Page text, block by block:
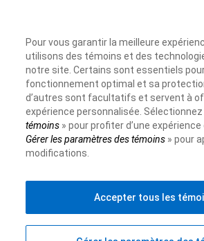
Accessibilité
Accessibilité
Protection des renseignements et
Protection des renseignements et
Publicité et témoins
Publicité et témoins
Pour vous garantir la meilleure
utilisons des témoins et des
notre site. Certains sont essentiels
fonctionnement optimal et sa
d’autres sont facultatifs et servent à
expérience personnalisée. Sélectionnez
témoins» pour profiter d’une
Gérer les paramètres des témoins» pour
modifications.
Accepter tous les